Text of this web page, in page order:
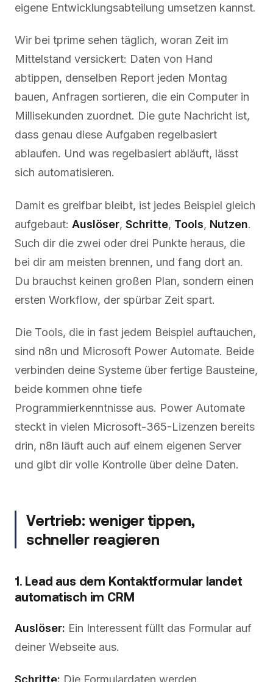
eigene Entwicklungsabteilung umsetzen kannst.
Wir bei tprime sehen täglich, woran Zeit im
Mittelstand versickert: Daten von Hand
abtippen, denselben Report jeden Montag
bauen, Anfragen sortieren, die ein Computer in
Millisekunden zuordnet. Die gute Nachricht ist,
dass genau diese Aufgaben regelbasiert
ablaufen. Und was regelbasiert abläuft, lässt
sich automatisieren.
Damit es greifbar bleibt, ist jedes Beispiel gleich
aufgebaut: Auslöser, Schritte, Tools, Nutzen.
Such dir die zwei oder drei Punkte heraus, die
bei dir am meisten brennen, und fang dort an.
Du brauchst keinen großen Plan, sondern einen
ersten Workflow, der spürbar Zeit spart.
Die Tools, die in fast jedem Beispiel auftauchen,
sind n8n und Microsoft Power Automate. Beide
verbinden deine Systeme über fertige Bausteine,
beide kommen ohne tiefe
Programmierkenntnisse aus. Power Automate
steckt in vielen Microsoft-365-Lizenzen bereits
drin, n8n läuft auch auf einem eigenen Server
und gibt dir volle Kontrolle über deine Daten.
Vertrieb: weniger tippen,
schneller reagieren
1. Lead aus dem Kontaktformular landet
automatisch im CRM
Auslöser: Ein Interessent füllt das Formular auf
deiner Webseite aus.
Schritte: Die Formulardaten werden